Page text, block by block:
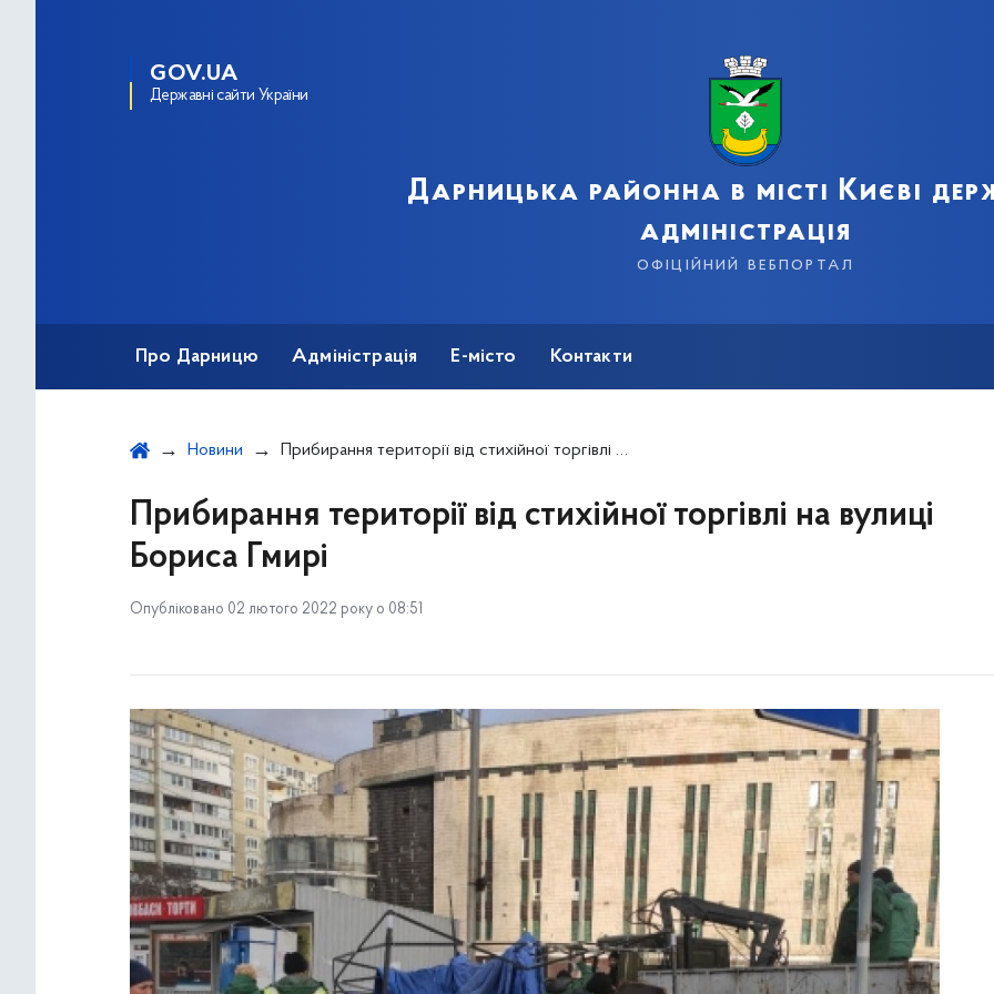
GOV.UA
Державні сайти України
Дарницька районна в місті Києві
адміністрація
офіційний вебпортал
Про Дарницю Адміністрація Е-місто Контакти
Новини Прибирання території від стихійної торгівлі на вулиці Бориса Гмирі
Прибирання території від стихійної торгівлі на вулиці
Бориса Гмирі
Опубліковано 02 лютого 2022 року о 08:51